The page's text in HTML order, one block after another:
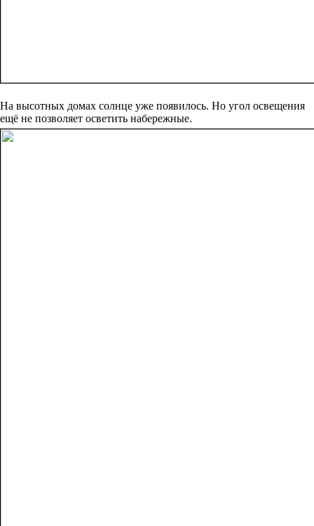
На высотных домах солнце уже появилось. Но угол освещения
ещё не позволяет осветить набережные.